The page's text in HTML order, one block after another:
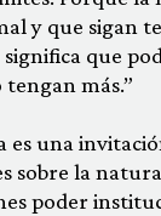
y que sigan
que
más.”
es una
sobre la
poder